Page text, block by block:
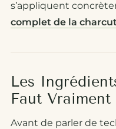
s’appliquent
complet de la
Les
Faut
Avant de parler de